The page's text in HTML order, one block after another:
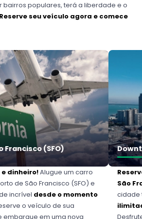
bairros populares, terá a liberdade e o
Reserve seu veículo agora e comece
Francisco (SFO)
dinheiro!Alugue um carro
de São Francisco (SFO) e
incrível desde o momento
o veículo de sua
em uma nova
São
cidade